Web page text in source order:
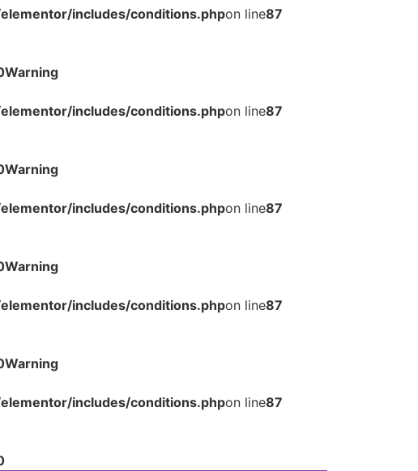
includes/conditions.phpon line87
Warning
includes/conditions.phpon line87
Warning
includes/conditions.phpon line87
Warning
includes/conditions.phpon line87
Warning
includes/conditions.phpon line87